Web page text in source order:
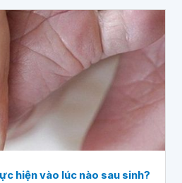
hiện vào lúc nào sau sinh?